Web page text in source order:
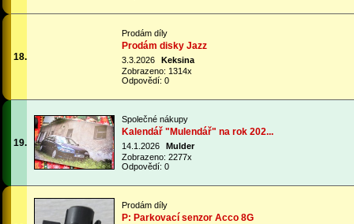
18.
Prodám díly
Prodám disky Jazz
3.3.2026
Keksina
Zobrazeno: 1314x
Odpovědí: 0
19.
Společné nákupy
Kalendář "Mulendář" na rok 202...
14.1.2026
Mulder
Zobrazeno: 2277x
Odpovědí: 0
Prodám díly
P: Parkovací senzor Acco 8G